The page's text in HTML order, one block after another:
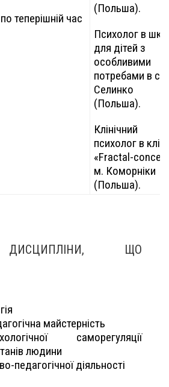
теперішній час
(Польша).
Психолог в
для дітей з
особливими
потребами в с.
Селинко
(Польша).
Клінічний
психолог в
«Fractal-
м. Коморніки
(Польша).
ДИСЦИПЛІНИ, ЩО
майстерність
саморегуляції
людини
педагогічної діяльності